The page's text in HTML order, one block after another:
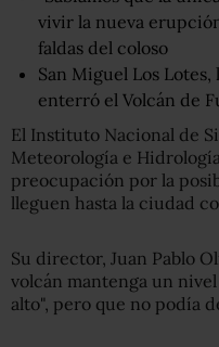
vivir la nueva
faldas del coloso
San Miguel Los Lotes,
enterró el Volcán de
El Instituto Nacional de
Meteorología e
preocupación por la
lleguen hasta la ciudad
Su director, Juan Pablo
volcán mantenga un
alto", pero que no podía